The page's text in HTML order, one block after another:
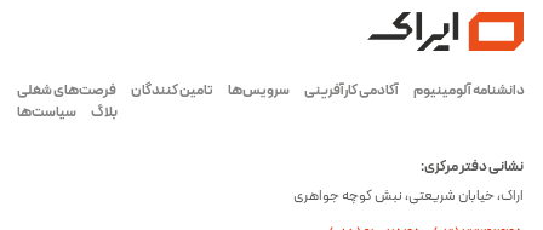
دانشنامه آلومینیوم آکادمی کارآفرینی سرویس‌ها تامین کنندگان
فرصت‌های شغلی
بلاگ
سیاست‌ها
نشانی دفتر مرکزی:
اراک، خیابان شریعتی، نبش کوچه جواهری